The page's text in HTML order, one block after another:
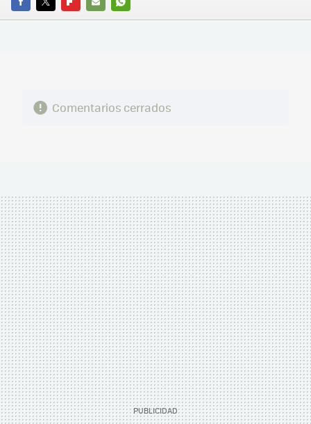
FACEBOOK
TWITTERFLIPBOARD
E-
WHATSAPP
Comentarios cerrados